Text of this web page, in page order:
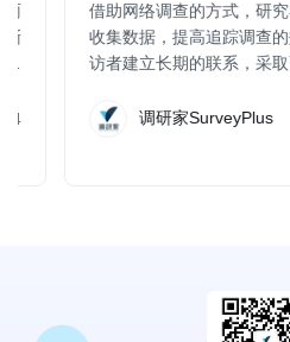
雨
渐
借助网络调查的方式，研
收集数据，提高追踪调查
访者建立长期的联系，采
也有助于减少样本的流失。
调研家SurveyPlus